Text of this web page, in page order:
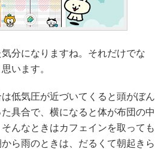
分になりますね。それだけでな
います。
低気圧が近づいてくると頭がぼん
具合で、横になると体が布団の中
んなときはカフェインを取っても
ら雨のときは、だるくて朝起きら